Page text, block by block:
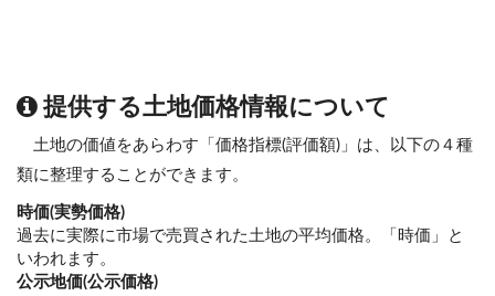
提供する土地価格情報について
土地の価値をあらわす「価格指標(評価額)」は、以下の４種
類に整理することができます。
時価(実勢価格)
過去に実際に市場で売買された土地の平均価格。「時価」と
いわれます。
公示地価(公示価格)